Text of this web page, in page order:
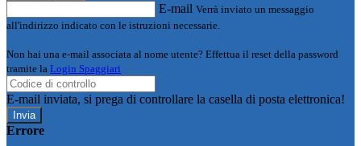
E-mail Verrà inviato un messaggio
all'indirizzo indicato con le istruzioni necessarie.
Non hai una e-mail associata al nome utente? Effettua il reset della password
tramite la Login Spaggiari
E-mail inviata, si prega di controllare la casella di posta elettronica!
Errore